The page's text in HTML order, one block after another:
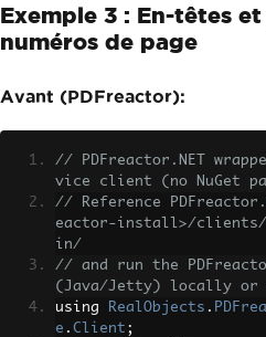
Exemple 3 : En-têtes
numéros de page
Avant (PDFreactor):
// PDFreactor.NET
vice client (no NuGet
// Reference
eactor-install>/clients/
in/
// and run the
(Java/Jetty) locally or
using
RealObjects .
e . Client ;